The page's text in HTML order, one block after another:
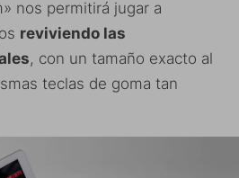
nos permitirá jugar a
reviviendo las
, con un tamaño exacto al
teclas de goma tan